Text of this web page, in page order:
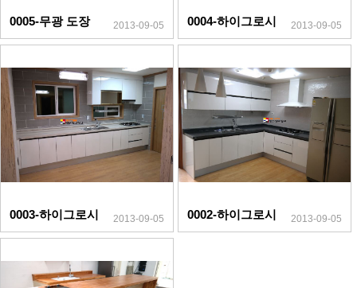
0005-무광 도장 2013-09-05 0004-하이그로시 2013-09-05
0003-하이그로시 2013-09-05 0002-하이그로시 2013-09-05